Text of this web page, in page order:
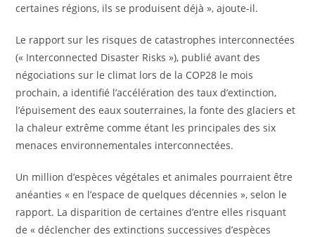
certaines régions, ils se produisent déjà », ajoute-il.
Le rapport sur les risques de catastrophes interconnectées
(« Interconnected Disaster Risks »), publié avant des
négociations sur le climat lors de la COP28 le mois
prochain, a identifié l’accélération des taux d’extinction,
l’épuisement des eaux souterraines, la fonte des glaciers et
la chaleur extrême comme étant les principales des six
menaces environnementales interconnectées.
Un million d’espèces végétales et animales pourraient être
anéanties « en l’espace de quelques décennies », selon le
rapport. La disparition de certaines d’entre elles risquant
de « déclencher des extinctions successives d’espèces